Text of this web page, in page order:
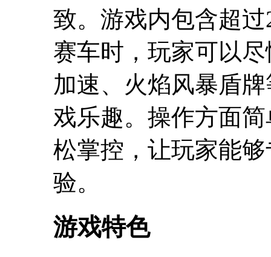
致。游戏内包含超
赛车时，玩家可以
加速、火焰风暴盾
戏乐趣。操作方面
松掌控，让玩家能
验。
游戏特色